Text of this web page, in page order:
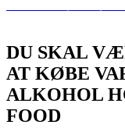
DU SKAL
AT KØBE
ALKOHOL
FOOD